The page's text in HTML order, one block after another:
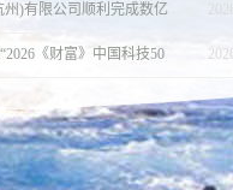
)有限公司顺利完成数亿 2026
《财富》中国科技50